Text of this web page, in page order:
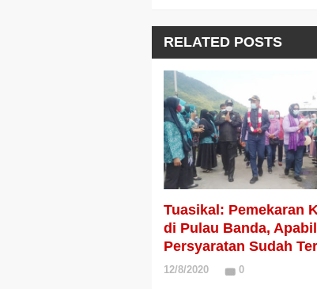
RELATED POSTS
Tuasikal: Pemekaran
di Pulau Banda,
Persyaratan Sudah
12/8/2020 0